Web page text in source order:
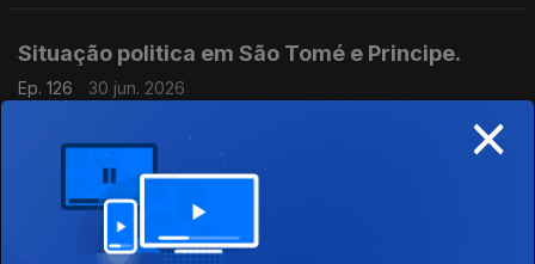
Situação politica em São Tomé e Principe.
Ep. 126
30 jun. 2026
Análise da situação politica de São Tomé e Principe antes das
eleições legislativas do pais no próximo dia 19 de julho.
Cabo Verde x Argentina e Portugal x Croácia
×